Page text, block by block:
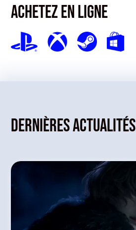
Achetez en ligne
Dernières actualités